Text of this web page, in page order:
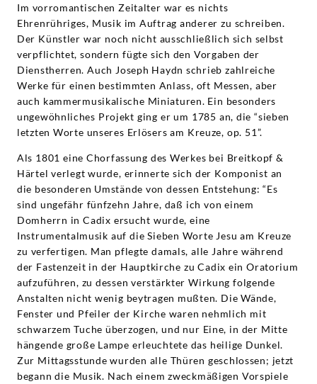
Im vorromantischen Zeitalter war es nichts
Ehrenrühriges, Musik im Auftrag anderer zu schreiben.
Der Künstler war noch nicht ausschließlich sich selbst
verpflichtet, sondern fügte sich den Vorgaben der
Dienstherren. Auch Joseph Haydn schrieb zahlreiche
Werke für einen bestimmten Anlass, oft Messen, aber
auch kammermusikalische Miniaturen. Ein besonders
ungewöhnliches Projekt ging er um 1785 an, die “sieben
letzten Worte unseres Erlösers am Kreuze, op. 51”.
Als 1801 eine Chorfassung des Werkes bei Breitkopf &
Härtel verlegt wurde, erinnerte sich der Komponist an
die besonderen Umstände von dessen Entstehung: “Es
sind ungefähr fünfzehn Jahre, daß ich von einem
Domherrn in Cadix ersucht wurde, eine
Instrumentalmusik auf die Sieben Worte Jesu am Kreuze
zu verfertigen. Man pflegte damals, alle Jahre während
der Fastenzeit in der Hauptkirche zu Cadix ein Oratorium
aufzuführen, zu dessen verstärkter Wirkung folgende
Anstalten nicht wenig beytragen mußten. Die Wände,
Fenster und Pfeiler der Kirche waren nehmlich mit
schwarzem Tuche überzogen, und nur Eine, in der Mitte
hängende große Lampe erleuchtete das heilige Dunkel.
Zur Mittagsstunde wurden alle Thüren geschlossen; jetzt
begann die Musik. Nach einem zweckmäßigen Vorspiele